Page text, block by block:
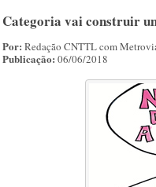
Categoria vai construir
Por: Redação CNTTL com
Publicação: 06/06/2018